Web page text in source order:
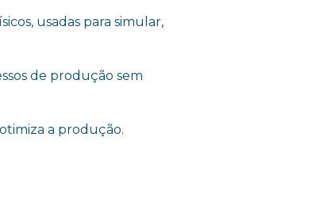
usadas para simular,
de produção sem
a produção.